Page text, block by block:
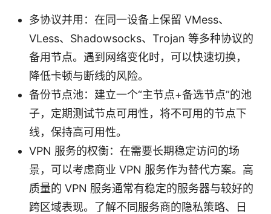
多协议并用：在同一设备上保留 VMess、
VLess、Shadowsocks、Trojan 等多种协议的
备用节点。遇到网络变化时，可以快速切换，
降低卡顿与断线的风险。
备份节点池：建立一个“主节点+备选节点”的池
子，定期测试节点可用性，将不可用的节点下
线，保持高可用性。
VPN 服务的权衡：在需要长期稳定访问的场
景，可以考虑商业 VPN 服务作为替代方案。高
质量的 VPN 服务通常有稳定的服务器与较好的
跨区域表现。了解不同服务商的隐私策略、日